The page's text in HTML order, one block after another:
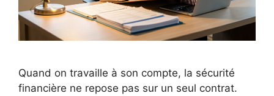
Quand on travaille à son compte, la sécurité
financière ne repose pas sur un seul contrat.